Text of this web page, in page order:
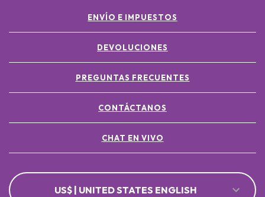
ENVÍO E IMPUESTOS
DEVOLUCIONES
PREGUNTAS FRECUENTES
CONTÁCTANOS
CHAT EN VIVO
US$ | UNITED STATES ENGLISH